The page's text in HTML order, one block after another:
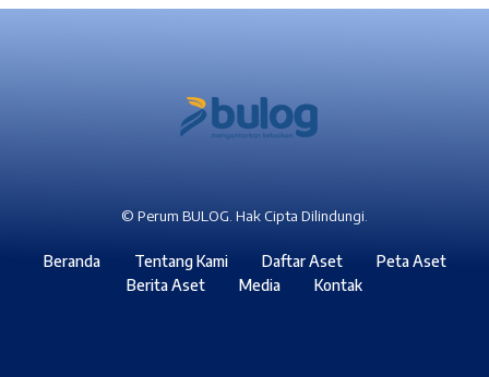
© Perum BULOG. Hak Cipta Dilindungi.
Beranda Tentang Kami Daftar Aset
Peta Aset
Berita Aset
Media Kontak